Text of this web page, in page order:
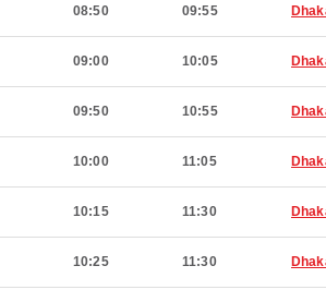
08:50 09:55
09:00 10:05
09:50 10:55
10:00 11:05
10:15 11:30
10:25 11:30